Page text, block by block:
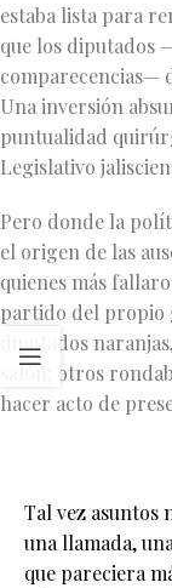
estaba lista para
que los diputados
comparecencias—
Una inversión
puntualidad
Legislativo
Pero donde la
el origen de las
quienes más
partido del propio
diputados
salón; otros
hacer acto de
Tal vez asuntos
una llamada,
que pareciera